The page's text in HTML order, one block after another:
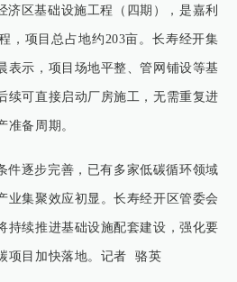
济区基础设施工程（四期），是嘉利
，项目总占地约203亩。长寿经开集
表示，项目场地平整、管网铺设等基
续可直接启动厂房施工，无需重复进
准备周期。
件逐步完善，已有多家低碳循环领域
业集聚效应初显。长寿经开区管委会
持续推进基础设施配套建设，强化要
项目加快落地。记者 骆英